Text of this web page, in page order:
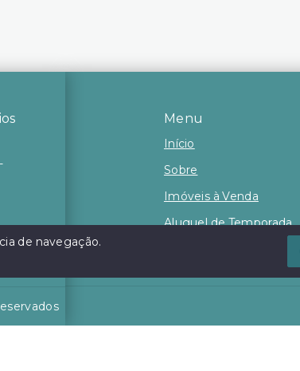
Menu
Início
Sobre
Imóveis à Venda
Aluguel de Temporada
de navegação.